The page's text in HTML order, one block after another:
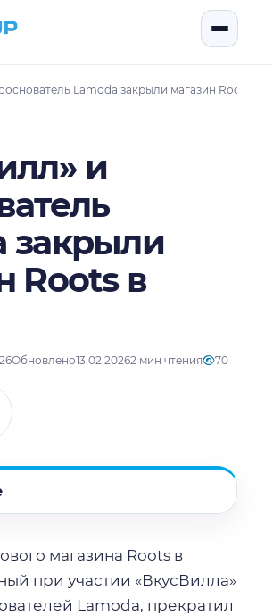
Lamoda закрыли магазин Roots в
и
закрыли
Roots в
Обновлено13.02.20262 мин чтения 70
магазина Roots в
при участии «ВкусВилла»
Lamoda, прекратил